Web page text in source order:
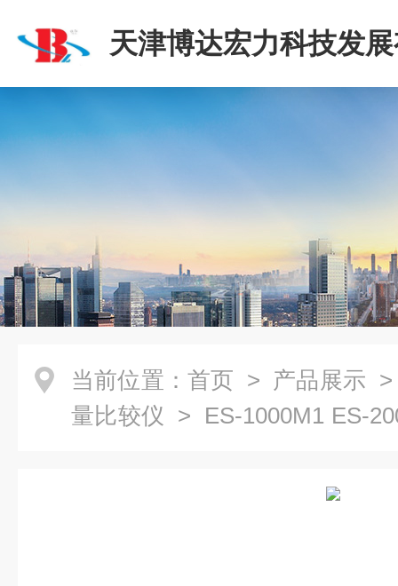
天津博达宏力科技发
司
当前位置： 首页 > 产品展示
量比较仪 > ES-1000M1 ES-